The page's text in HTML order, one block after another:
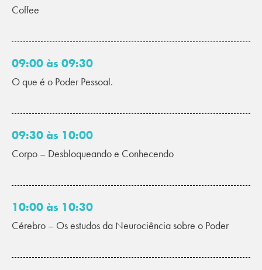
Coffee
09:00 às 09:30
O que é o Poder Pessoal.
09:30 às 10:00
Corpo – Desbloqueando e Conhecendo
10:00 às 10:30
Cérebro – Os estudos da Neurociência sobre o Poder